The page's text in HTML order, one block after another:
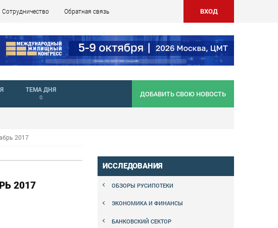
Сотрудничество Обратная связь ВХОД
ТЕМА ДНЯ
0 ДОБАВИТЬ СВОЮ НОВОСТЬ
2017
2017
ИССЛЕДОВАНИЯ
ОБЗОРЫ РУСИПОТЕКИ
ЭКОНОМИКА И ФИНАНСЫ
БАНКОВСКИЙ СЕКТОР